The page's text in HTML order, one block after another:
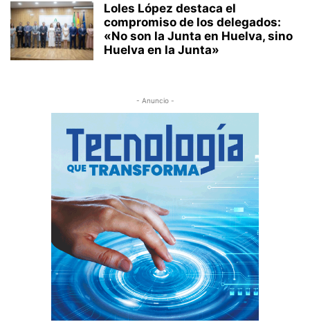
Loles López destaca el
compromiso de los delegados:
«No son la Junta en Huelva, sino
Huelva en la Junta»
- Anuncio -